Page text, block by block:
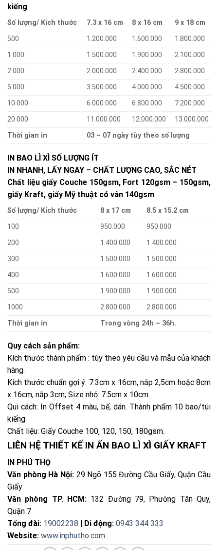
kiếng
Số lượng/ Kích thước 7.3 x 16 cm 8 x 16 cm
9 x 18 cm
500
1.200.000 1.600.000
1.800.000
1.000
1.500.000 1.900.000
2.100.000
2.000
2.000.000 2.400.000
2.800.000
5.000
3.500.000 4.000.000
4.500.000
10.000
6.000.000 6.800.000
7.200.000
20.000
11.000.000 12.000.000
13.000.000
Thời gian in
03 – 07 ngày tùy theo số lượng
IN BAO LÌ XÌ SỐ LƯỢNG ÍT
IN NHANH, LẤY NGAY – CHẤT LƯỢNG CAO, SẮC NÉT
Chất liệu giấy Couche 150gsm, Fort 120gsm – 150gsm,
giấy Kraft, giấy Mỹ thuật có vân 140gsm
Số lượng/ Kích thước 8 x 17 cm
8.5 x 15.2 cm
100
950.000
950.000
200
1.400.000
1.400.000
300
1.500.000
1.500.000
400
1.600.000
1.600.000
500
1.900.000
1.900.000
1000
2.800.000
2.800.000
Thời gian in
Trong vòng 24h – 36h.
Quy cách sản phẩm:
Kích thước thành phẩm : tùy theo yêu cầu và mẫu của khách
hàng.
Kích thước chuẩn gợi ý: 7.3cm x 16cm, nắp 2,5cm hoặc 8cm
x 16cm, nắp 3cm; Size nhỏ: 7.5cm x 10cm.
Qui cách: In Offset 4 màu, bế, dán. Thành phẩm 10 bao/túi
kiếng.
Chất liệu: Giấy Couche 100, 120, 150, 180gsm.
LIÊN HỆ THIẾT KẾ IN ẤN BAO LÌ XÌ GIẤY KRAFT
IN PHÚ THỌ
Văn phòng Hà Nội: 29 Ngõ 155 Đường Cầu Giấy, Quận Cầu
Giấy
Văn phòng TP. HCM: 132 Đường 79, Phường Tân Quy,
Quận 7
Tổng đài: 19002238 | Di động: 0943 344 333
Website: www.inphutho.com